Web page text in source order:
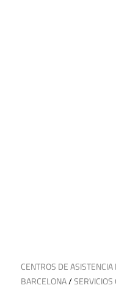
28 de septiembre de 2024
CENTROS DE
BARCELONA/SERVICIOS